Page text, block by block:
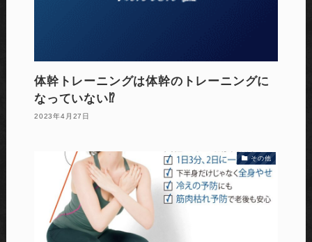
体幹トレーニングは体幹のトレーニングに
なっていない⁉️
2023年4月27日
その他